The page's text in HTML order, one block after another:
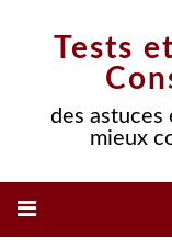
Tests
des astuces
mieux